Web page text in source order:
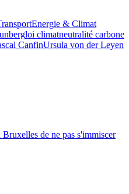
Energie & Climat
loi climatneutralité carbone
CanfinUrsula von der Leyen
de ne pas s'immiscer